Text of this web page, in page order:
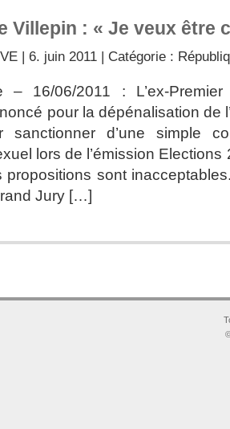
Villepin : « Je veux être
| 6. juin 2011 | Catégorie :
– 16/06/2011 : L’ex-
pour la dépénalisation de
sanctionner d’une simple
lors de l’émission
propositions sont
Jury […]